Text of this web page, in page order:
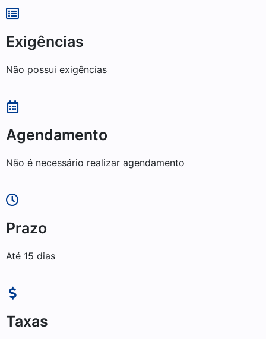
Exigências
Não possui exigências
Agendamento
Não é necessário realizar agendamento
Prazo
Até 15 dias
Taxas